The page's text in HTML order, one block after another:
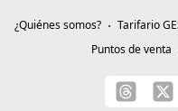
¿Quiénes somos? Tarifario
Puntos de venta